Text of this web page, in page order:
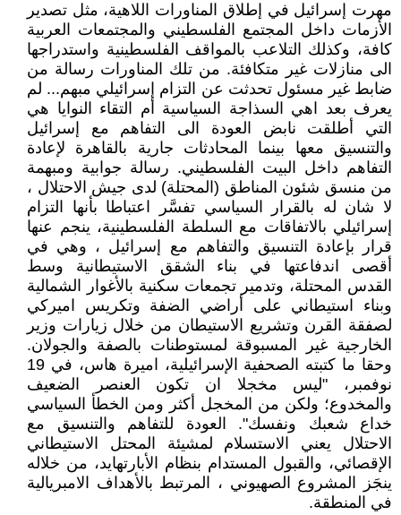
مهرت إسرائيل في إطلاق المناورات اللاهية، مثل تصدير
الأزمات داخل المجتمع الفلسطيني والمجتمعات العربية
كافة، وكذلك التلاعب بالمواقف الفلسطينية واستدراجها
الى منازلات غير متكافئة. من تلك المناورات رسالة من
ضابط غير مسئول تحدثت عن التزام إسرائيلي مبهم... لم
يعرف بعد اهي السذاجة السياسية أم التقاء النوايا هي
التي أطلقت نابض العودة الى التفاهم مع إسرائيل
والتنسيق معها بينما المحادثات جارية بالقاهرة لإعادة
التفاهم داخل البيت الفلسطيني. رسالة جوابية ومبهمة
من منسق شئون المناطق (المحتلة) لدى جيش الاحتلال ،
لا شان له بالقرار السياسي تفسَّر اعتباطا بأنها التزام
إسرائيلي بالاتفاقات مع السلطة الفلسطينية، ينجم عنها
قرار بإعادة التنسيق والتفاهم مع إسرائيل ، وهي في
أقصى اندفاعتها في بناء الشقق الاستيطانية وسط
القدس المحتلة، وتدمير تجمعات سكنية بالأغوار الشمالية
وبناء استيطاني على أراضي الضفة وتكريس اميركي
لصفقة القرن وتشريع الاستيطان من خلال زيارات وزير
الخارجية غير المسبوقة لمستوطنات بالصفة والجولان.
وحقا ما كتبته الصحفية الإسرائيلية، اميرة هاس، في 19
نوفمبر، "ليس مخجلا ان تكون العنصر الضعيف
والمخدوع؛ ولكن من المخجل أكثر ومن الخطأ السياسي
خداع شعبك ونفسك". العودة للتفاهم والتنسيق مع
الاحتلال يعني الاستسلام لمشيئة المحتل الاستيطاني
الإقصائي، والقبول المستدام بنظام الأبارتهايد، من خلاله
ينجَز المشروع الصهيوني ، المرتبط بالأهداف الامبريالية
في المنطقة.